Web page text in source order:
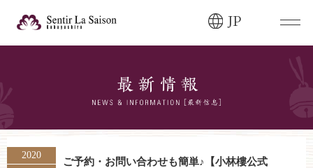
JP
0120-166-088
2020
ご予約・お問い合わせも簡単♪【小林樓公式